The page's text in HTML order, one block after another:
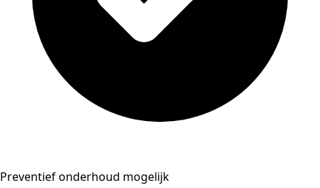
Preventief onderhoud mogelijk